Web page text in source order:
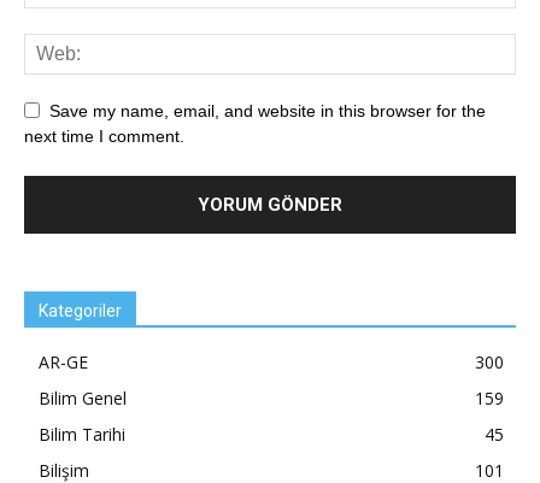
Save my name, email, and website in this browser for the
next time I comment.
Kategoriler
AR-GE
300
Bilim Genel
159
Bilim Tarihi
45
Bilişim
101